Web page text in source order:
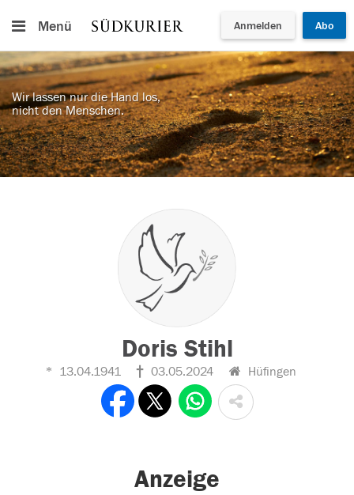
Menü Anmelden Abo
Wir lassen nur die Hand los,
nicht den Menschen.
Doris Stihl
13.04.1941 03.05.2024 Hüfingen
Anzeige